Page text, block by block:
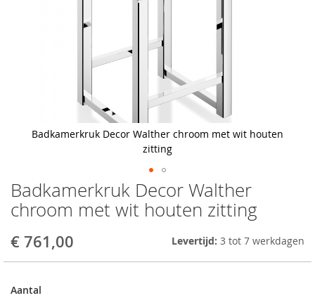
Badkamerkruk Decor Walther
chroom met wit houten zitting
€ 761,00 Levertijd: 3 tot 7 werkdagen
Aantal
Badkamerkruk Decor Walther chroom met wit houten
zitting
Skip
to
the
of
gallery